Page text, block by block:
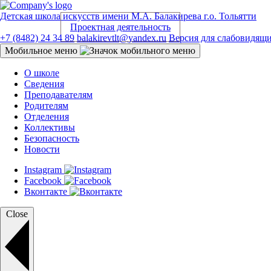
Детская школа искусствимени М.А. Балакирева г.о. Тольятти
Проектная деятельность
+7 (8482) 24 34 89 balakirevtlt@yandex.ru Версия для
Мобильное меню
О школе
Сведения
Преподавателям
Родителям
Отделения
Коллективы
Безопасность
Новости
Instagram
Facebook
Вконтакте
Close